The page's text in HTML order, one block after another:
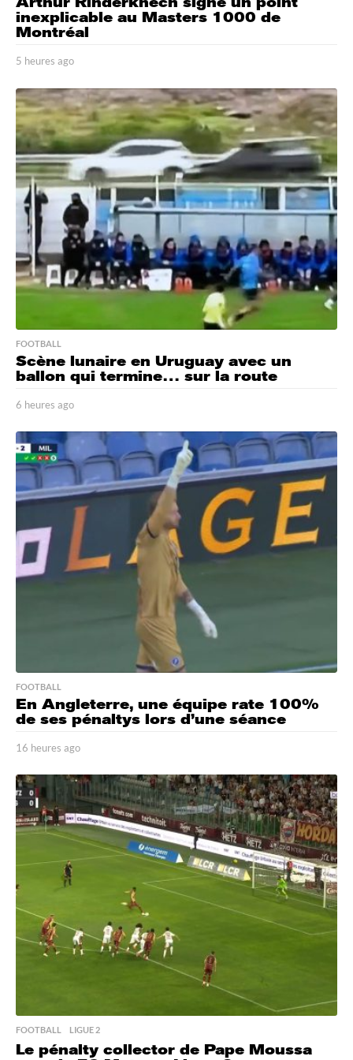
inexplicable au Masters 1000 de
Montréal
5 heures ago
e
u
r
e
s
g
o
FOOTBALL
Scène lunaire en Uruguay avec un
ballon qui termine… sur la route
6 heures ago
e
r
s
a
g
FOOTBALL
En Angleterre, une équipe rate 100%
de ses pénaltys lors d’une séance
16 heures ago
h
r
e
FOOTBALL ,LIGUE 2
Le pénalty collector de Pape Moussa